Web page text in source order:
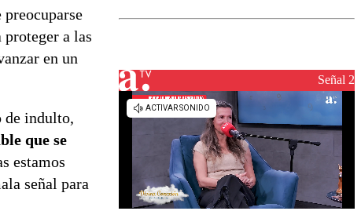
a las
en un
de indulto,
que se
estamos
señal para
revisa la
Señal 2